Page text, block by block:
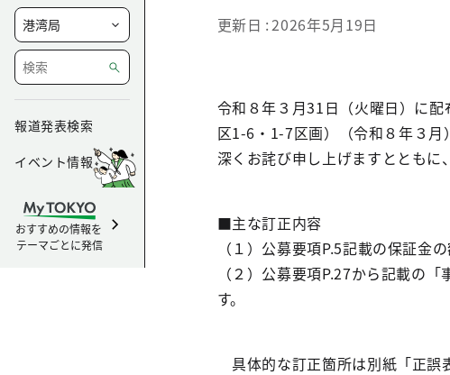
報道発表検索
イベント情報
おすすめの情報を
テーマごとに発信
更新日 2026年5月19日
令和８年３月31日（火曜日）に
区1-6・1-7区画）（令和８年３月
深くお詫び申し上げますとともに
■主な訂正内容
（１）公募要項P.5記載の保証金
（２）公募要項P.27から記載の
す。
具体的な訂正箇所は別紙「正誤